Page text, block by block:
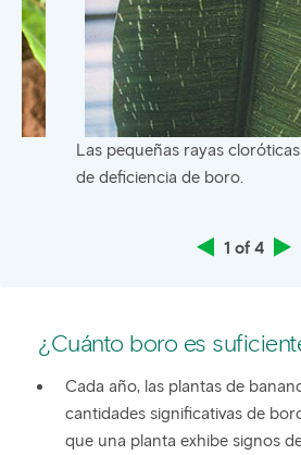
Las pequeñas rayas
de deficiencia de boro.
1 of 4
¿Cuánto boro es
Cada año, las plantas de
cantidades significativas de
que una planta exhibe signos